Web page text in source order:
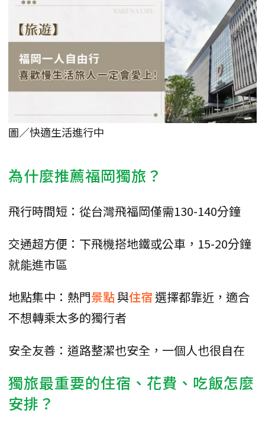
圖／快適生活進行中
為什麼推薦福岡獨旅？
飛行時間短：從台灣飛福岡僅需130-140分鐘
交通超方便：下飛機搭地鐵或公車，15-20分鐘
就能進市區
地點集中：熱門景點與住宿 選擇都靠近，適合
不想轉乘太多的獨行者
安全友善：道路整潔也安全，一個人也很自在
獨旅最重要的住宿、花費、吃飯怎麼
安排？